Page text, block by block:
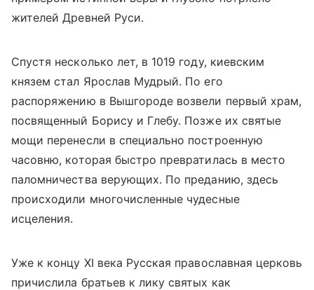
жителей Древней Руси.
Спустя несколько лет, в 1019 году, киевским
князем стал Ярослав Мудрый. По его
распоряжению в Вышгороде возвели первый храм,
посвященный Борису и Глебу. Позже их святые
мощи перенесли в специально построенную
часовню, которая быстро превратилась в место
паломничества верующих. По преданию, здесь
происходили многочисленные чудесные
исцеления.
Уже к концу XI века Русская православная церковь
причислила братьев к лику святых как